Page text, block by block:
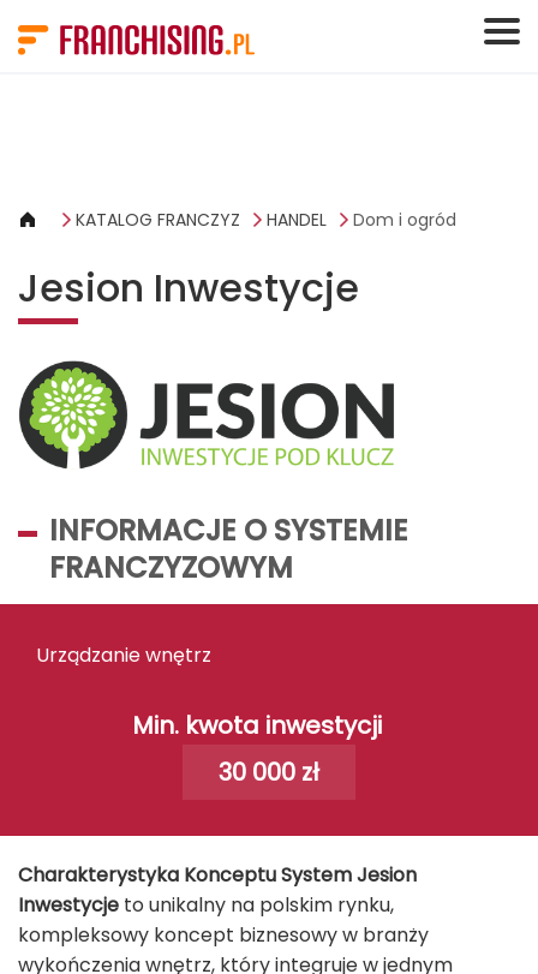
KATALOG FRANCZYZ HANDEL Dom i ogród
Jesion Inwestycje
INFORMACJE O SYSTEMIE
FRANCZYZOWYM
Urządzanie wnętrz
Min. kwota inwestycji
30 000 zł
Charakterystyka KonceptuSystem Jesion
Inwestycje to unikalny na polskim rynku,
kompleksowy koncept biznesowy w branży
wykończenia wnętrz, który integruje w jednym